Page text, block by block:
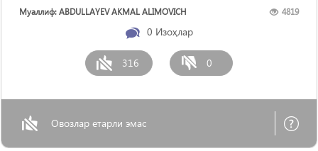
Муаллиф: ABDULLAYEV AKMAL ALIMOVICH 4819
0 Изоҳлар
316 0
Овозлар етарли эмас